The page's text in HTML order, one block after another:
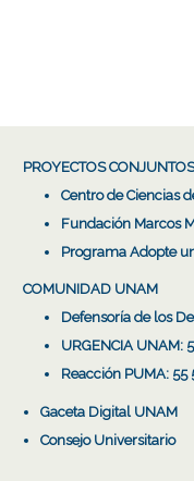
PROYECTOS CONJUNTOS
Centro de Ciencias
Fundación Marcos
Programa Adopte
COMUNIDAD UNAM
Defensoría de los
URGENCIA UNAM:
Reacción PUMA:
Gaceta Digital UNAM
Consejo Universitario